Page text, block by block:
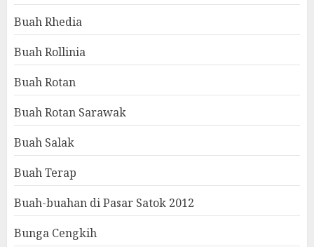
Buah Rhedia
Buah Rollinia
Buah Rotan
Buah Rotan Sarawak
Buah Salak
Buah Terap
Buah-buahan di Pasar Satok 2012
Bunga Cengkih